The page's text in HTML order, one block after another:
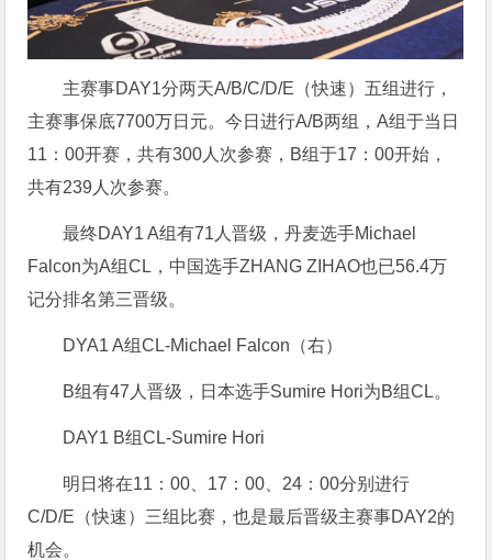
主赛事DAY1分两天A/B/C/D/E（快速）五组进行，
主赛事保底7700万日元。今日进行A/B两组，A组于当日
11：00开赛，共有300人次参赛，B组于17：00开始，
共有239人次参赛。
最终DAY1 A组有71人晋级，丹麦选手Michael
Falcon为A组CL，中国选手ZHANG ZIHAO也已56.4万
记分排名第三晋级。
DYA1 A组CL-Michael Falcon（右）
B组有47人晋级，日本选手Sumire Hori为B组CL。
DAY1 B组CL-Sumire Hori
明日将在11：00、17：00、24：00分别进行
C/D/E（快速）三组比赛，也是最后晋级主赛事DAY2的
机会。